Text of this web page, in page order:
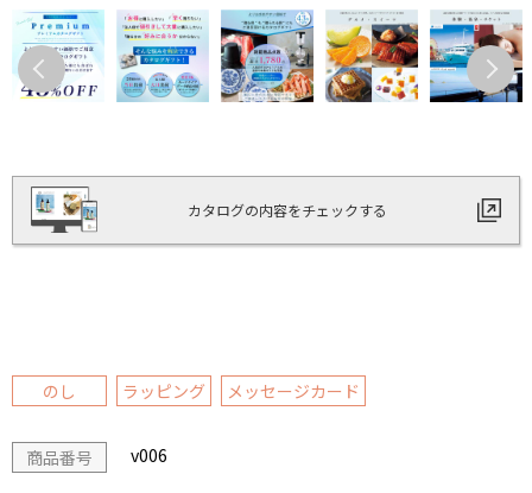
カタログの内容をチェックする
のし ラッピング メッセージカード
商品番号 v006